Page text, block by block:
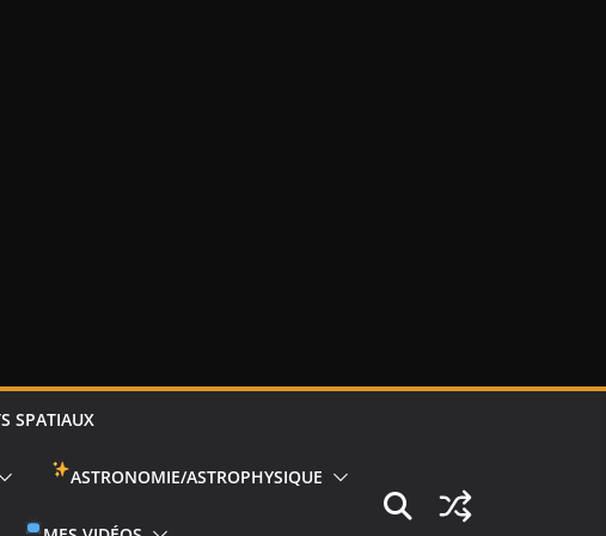
SPATIAUX
ASTRONOMIE/ASTROPHYSIQUE